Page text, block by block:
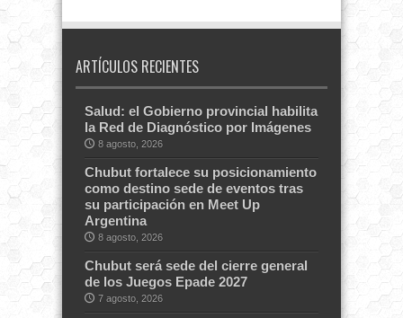
ARTÍCULOS RECIENTES
Salud: el Gobierno provincial habilita
la Red de Diagnóstico por Imágenes
8 agosto, 2026
Chubut fortalece su posicionamiento
como destino sede de eventos tras
su participación en Meet Up
Argentina
8 agosto, 2026
Chubut será sede del cierre general
de los Juegos Epade 2027
7 agosto, 2026